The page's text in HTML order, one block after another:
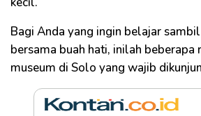
Bagi Anda yang ingin belajar
bersama buah hati, inilah beberapa
museum di Solo yang wajib